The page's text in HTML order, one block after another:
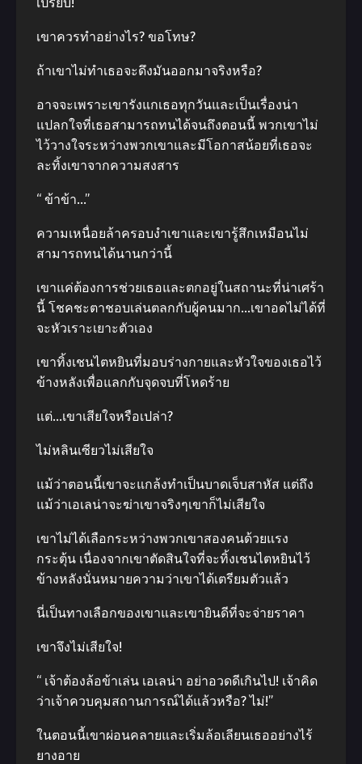
เขาควรทำอย่างไร? ขอโทษ?
ถ้าเขาไม่ทำเธอจะดึงมันออกมาจริงหรือ?
อาจจะเพราะเขารังแกเธอทุกวันและเป็นเรื่องน่า
แปลกใจที่เธอสามารถทนได้จนถึงตอนนี้ พวกเขาไม่
ไว้วางใจระหว่างพวกเขาและมีโอกาสน้อยที่เธอจะ
ละทิ้งเขาจากความสงสาร
“ ข้าข้า…”
ความเหนื่อยล้าครอบงำเขาและเขารู้สึกเหมือนไม่
สามารถทนได้นานกว่านี้
เขาแค่ต้องการช่วยเธอและตกอยู่ในสถานะที่น่าเศร้า
นี้ โชคชะตาชอบเล่นตลกกับผู้คนมาก…เขาอดไม่ได้ที่
จะหัวเราะเยาะตัวเอง
เขาทิ้งเชนไตหยินที่มอบร่างกายและหัวใจของเธอไว้
ข้างหลังเพื่อแลกกับจุดจบที่โหดร้าย
แต่…เขาเสียใจหรือเปล่า?
ไม่หลินเซียวไม่เสียใจ
แม้ว่าตอนนี้เขาจะแกล้งทำเป็นบาดเจ็บสาหัส แต่ถึง
แม้ว่าเอเลน่าจะฆ่าเขาจริงๆเขาก็ไม่เสียใจ
เขาไม่ได้เลือกระหว่างพวกเขาสองคนด้วยแรง
กระตุ้น เนื่องจากเขาตัดสินใจที่จะทิ้งเชนไตหยินไว้
ข้างหลังนั่นหมายความว่าเขาได้เตรียมตัวแล้ว
นี่เป็นทางเลือกของเขาและเขายินดีที่จะจ่ายราคา
เขาจึงไม่เสียใจ!
“ เจ้าต้องล้อข้าเล่น เอเลน่า อย่าอวดดีเกินไป! เจ้าคิด
ว่าเจ้าควบคุมสถานการณ์ได้แล้วหรือ? ไม่!”
ในตอนนี้เขาผ่อนคลายและเริ่มล้อเลียนเธออย่างไร้
ยางอาย